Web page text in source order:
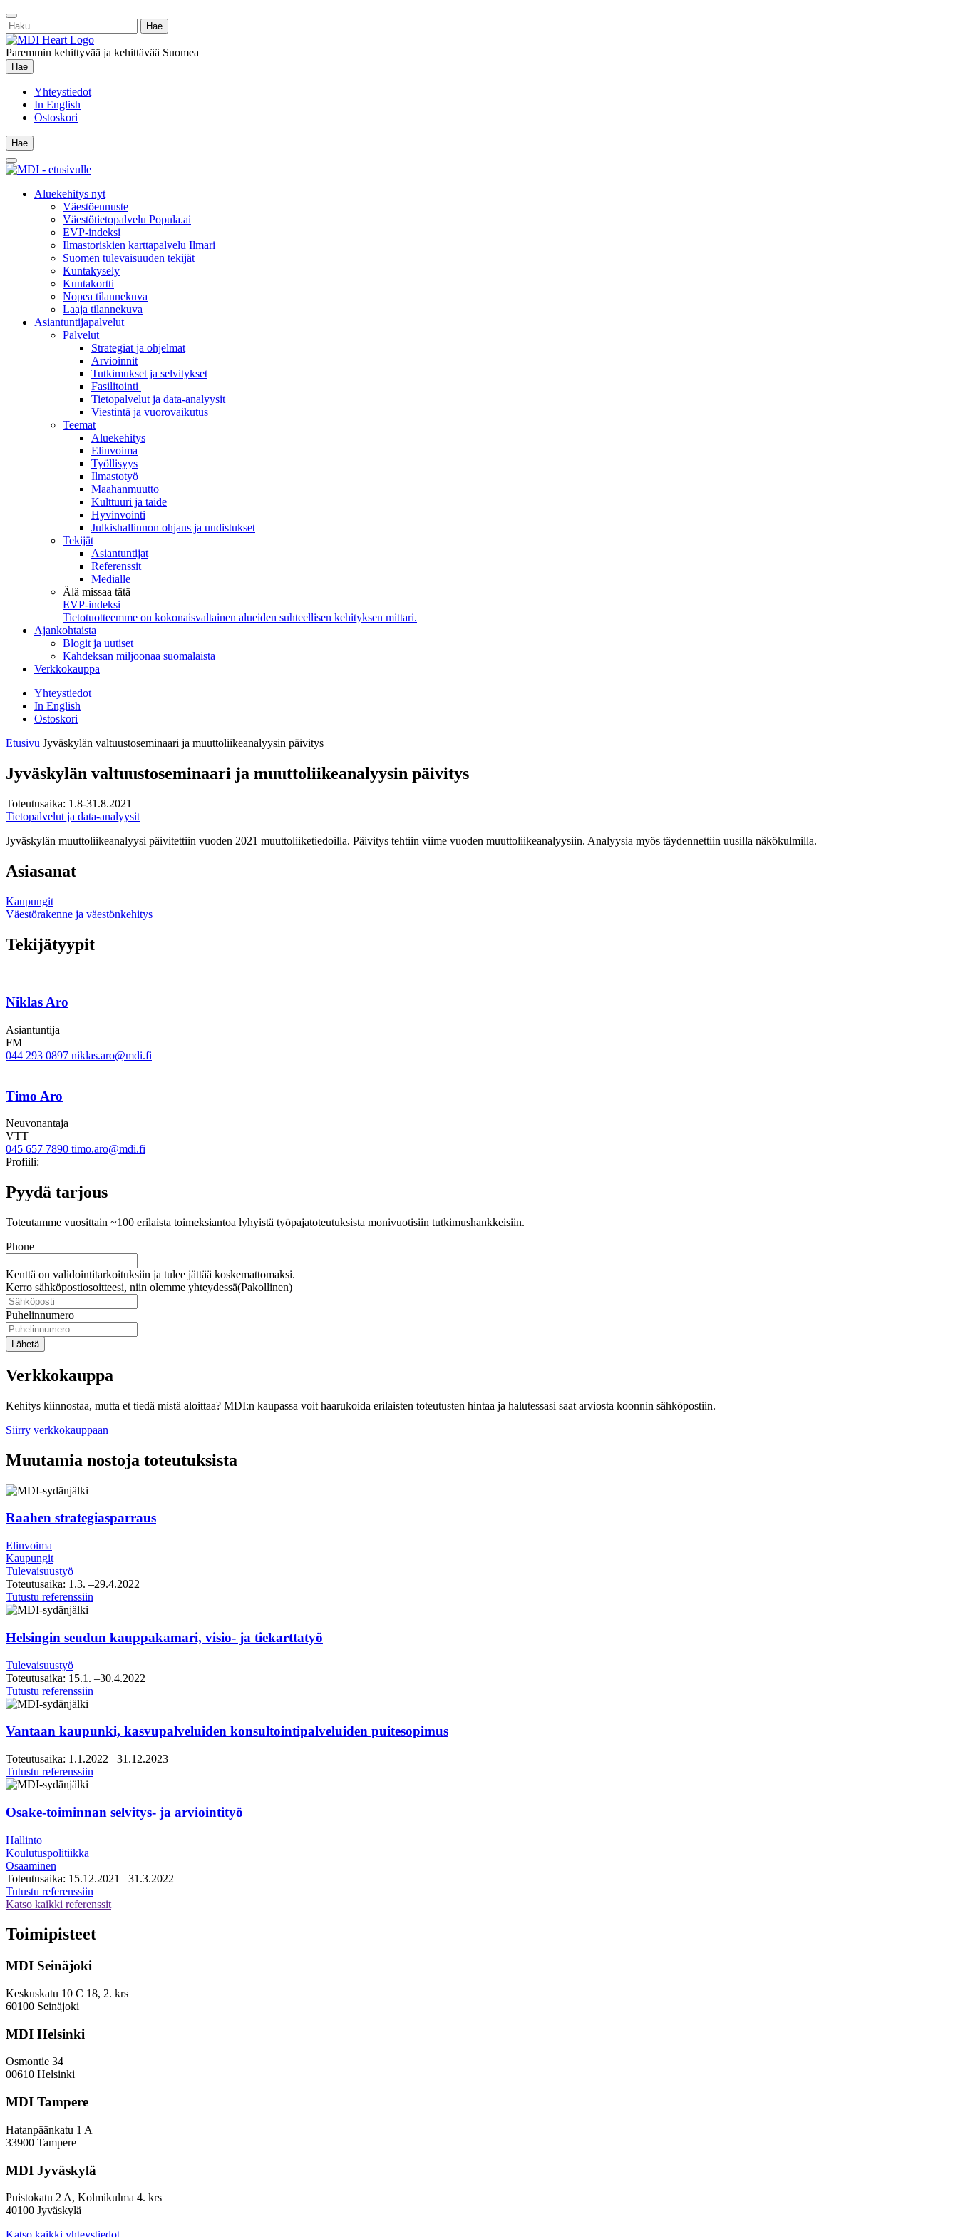
Siirry
sisältöön
Sulje
hae
Haku:
Paremmin kehittyvää ja kehittävää Suomea
Hae
Hae
Yhteystiedot
In English
Ostoskori
Hae
Hae
Main
Menu
Aluekehitys nyt
Väestöennuste
Väestötietopalvelu Popula.ai
EVP-indeksi
Ilmastoriskien karttapalvelu Ilmari
Suomen tulevaisuuden tekijät
Kuntakysely
Kuntakortti
Nopea tilannekuva
Laaja tilannekuva
Asiantuntijapalvelut
Palvelut
Strategiat ja ohjelmat
Arvioinnit
Tutkimukset ja selvitykset
Fasilitointi
Tietopalvelut ja data-analyysit
Viestintä ja vuorovaikutus
Teemat
Aluekehitys
Elinvoima
Työllisyys
Ilmastotyö
Maahanmuutto
Kulttuuri ja taide
Hyvinvointi
Julkishallinnon ohjaus ja uudistukset
Tekijät
Asiantuntijat
Referenssit
Medialle
Älä missaa tätä
EVP-indeksi
Tietotuotteemme on kokonaisvaltainen alueiden suhteellisen kehityksen mittari.
Ajankohtaista
Blogit ja uutiset
Kahdeksan miljoonaa suomalaista
Verkkokauppa
Yhteystiedot
In English
Ostoskori
Etusivu Jyväskylän valtuustoseminaari ja muuttoliikeanalyysin päivitys
Jyväskylän valtuustoseminaari ja muuttoliikeanalyysin päivitys
Toteutusaika: 1.8-31.8.2021
Tietopalvelut ja data-analyysit
Jyväskylän muuttoliikeanalyysi päivitettiin vuoden 2021 muuttoliiketiedoilla. Päivitys tehtiin viime vuoden muuttoliikeanalyysiin. Analyysia myös täydennettiin uusilla näkökulmilla.
Asiasanat
Kaupungit
Väestörakenne ja väestönkehitys
Tekijätyypit
Niklas Aro
Asiantuntija
FM
044 293 0897 niklas.aro@mdi.fi
Timo Aro
Neuvonantaja
VTT
045 657 7890 timo.aro@mdi.fi
Profiili:
Pyydä tarjous
Toteutamme vuosittain ~100 erilaista toimeksiantoa lyhyistä työpajatoteutuksista monivuotisiin tutkimushankkeisiin.
Phone
Kenttä on validointitarkoituksiin ja tulee jättää koskemattomaksi.
Kerro sähköpostiosoitteesi, niin olemme yhteydessä(Pakollinen)
Puhelinnumero
Lähetä
Verkkokauppa
Kehitys kiinnostaa, mutta et tiedä mistä aloittaa? MDI:n kaupassa voit haarukoida erilaisten toteutusten hintaa ja halutessasi saat arviosta koonnin sähköpostiin.
Siirry verkkokauppaan
Muutamia nostoja toteutuksista
Raahen strategiasparraus
Elinvoima
Kaupungit
Tulevaisuustyö
Toteutusaika: 1.3. –29.4.2022
Tutustu referenssiin
Helsingin seudun kauppakamari, visio- ja tiekarttatyö
Tulevaisuustyö
Toteutusaika: 15.1. –30.4.2022
Tutustu referenssiin
visio-
tiekarttatyö
Vantaan kaupunki, kasvupalveluiden konsultointipalveluiden puitesopimus
Toteutusaika: 1.1.2022 –31.12.2023
Tutustu referenssiin
konsultointipalveluiden
puitesopimus
Osake-toiminnan selvitys- ja arviointityö
Hallinto
Koulutuspolitiikka
Osaaminen
Toteutusaika: 15.12.2021 –31.3.2022
Tutustu referenssiin
toiminnan
ja
arviointityö
Katso kaikki referenssit
Toimipisteet
MDI Seinäjoki
Keskuskatu 10 C 18, 2. krs
60100 Seinäjoki
MDI Helsinki
Osmontie 34
00610 Helsinki
MDI Tampere
Hatanpäänkatu 1 A
33900 Tampere
MDI Jyväskylä
Puistokatu 2 A, Kolmikulma 4. krs
40100 Jyväskylä